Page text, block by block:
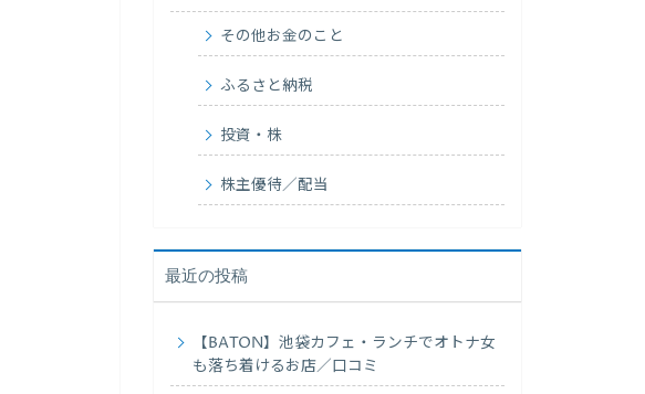
その他お金のこと
ふるさと納税
投資・株
株主優待／配当
最近の投稿
【BATON】池袋カフェ・ランチでオトナ女
も落ち着けるお店／口コミ